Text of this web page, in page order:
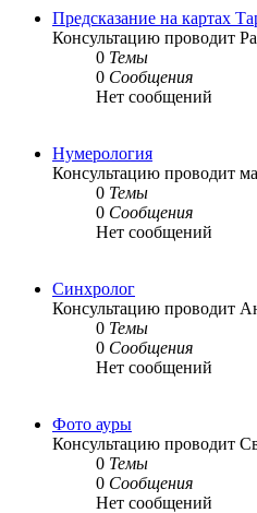
Предсказание на картах
Консультацию проводит
0 Темы
0 Сообщения
Нет сообщений
Нумерология
Консультацию проводит
0 Темы
0 Сообщения
Нет сообщений
Синхролог
Консультацию проводит
0 Темы
0 Сообщения
Нет сообщений
Фото ауры
Консультацию проводит
0 Темы
0 Сообщения
Нет сообщений